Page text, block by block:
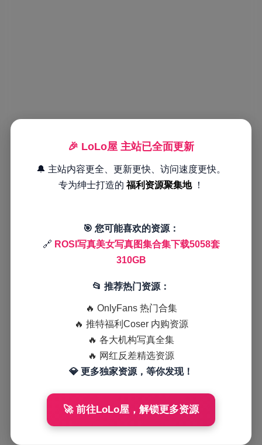
🎉 LoLo屋 主站已全面更新
🔔 主站内容更全、更新更快、访问速度更快。
专为绅士打造的福利资源聚集地 ！
🎯 您可能喜欢的资源：
🔗 ROSI写真美女写真图集合集下载5058套
310GB
📂 推荐热门资源：
🔥 OnlyFans 热门合集
🔥 推特福利Coser 内购资源
🔥 各大机构写真全集
🔥 网红反差精选资源
💎 更多独家资源，等你发现！
🚀 前往LoLo屋，解锁更多资源